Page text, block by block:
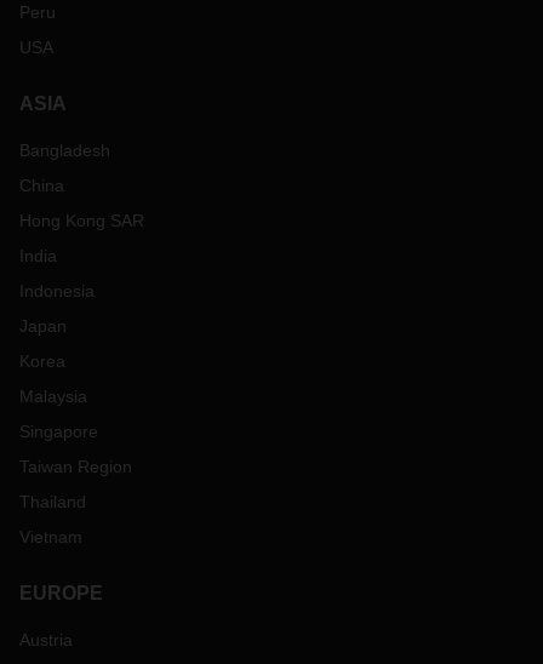
Peru
USA
ASIA
Bangladesh
China
Hong Kong SAR
India
Indonesia
Japan
Korea
Malaysia
Singapore
Taiwan Region
Thailand
Vietnam
EUROPE
Austria